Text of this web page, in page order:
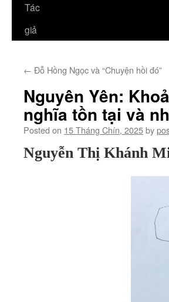
Tác
giả
← Đỗ Hồng Ngọc và “Chuyện hồi đó”
Nguyên Yên:
nghĩa tồn tại và
Posted on 15 Tháng Chín, 2025by
Nguyễn Thị Khánh